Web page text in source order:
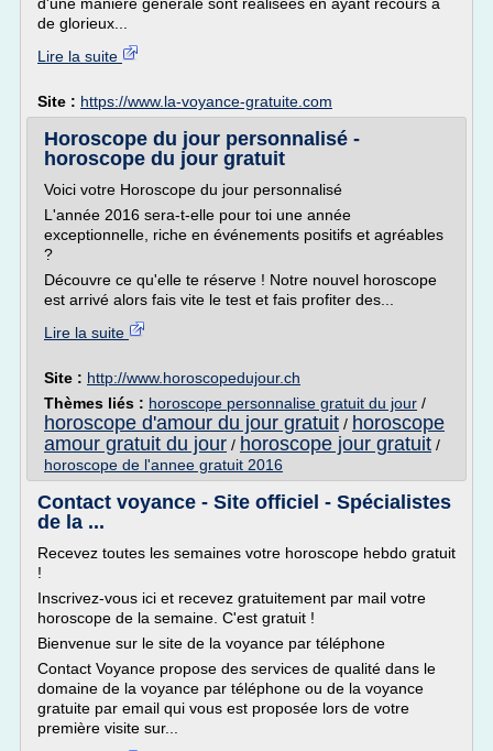
de glorieux...
Lire la suite
Site : https://www.la-voyance-gratuite.com
Horoscope du jour personnalisé -
horoscope du jour gratuit
Voici votre Horoscope du jour personnalisé
L'année 2016 sera-t-elle pour toi une année
exceptionnelle, riche en événements positifs et agréables
?
Découvre ce qu'elle te réserve ! Notre nouvel horoscope
est arrivé alors fais vite le test et fais profiter des...
Lire la suite
Site : http://www.horoscopedujour.ch
Thèmes liés : horoscope personnalise gratuit du jour /
horoscope d'amour du jour gratuit / horoscope
amour gratuit du jour / horoscope jour gratuit /
horoscope de l'annee gratuit 2016
Contact voyance - Site officiel - Spécialistes
de la ...
Recevez toutes les semaines votre horoscope hebdo gratuit
!
Inscrivez-vous ici et recevez gratuitement par mail votre
horoscope de la semaine. C'est gratuit !
Bienvenue sur le site de la voyance par téléphone
Contact Voyance propose des services de qualité dans le
domaine de la voyance par téléphone ou de la voyance
gratuite par email qui vous est proposée lors de votre
première visite sur...